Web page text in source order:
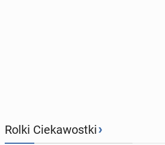
Rolki Ciekawostki›